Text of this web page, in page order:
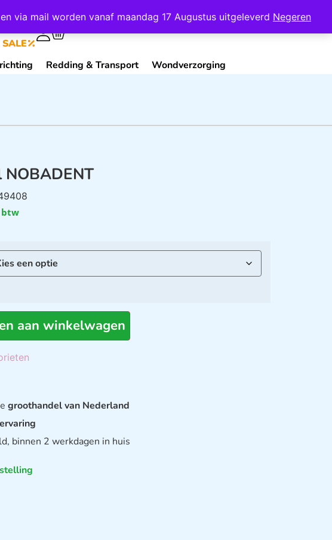
via mail worden vanaf maandag 17 Augustus uitgeleverd Negeren
Mijn Account Contact
SALE
Redding & Transport Wondverzorging
btw
aan winkelwagen
groothandel van Nederland
binnen 2 werkdagen in huis